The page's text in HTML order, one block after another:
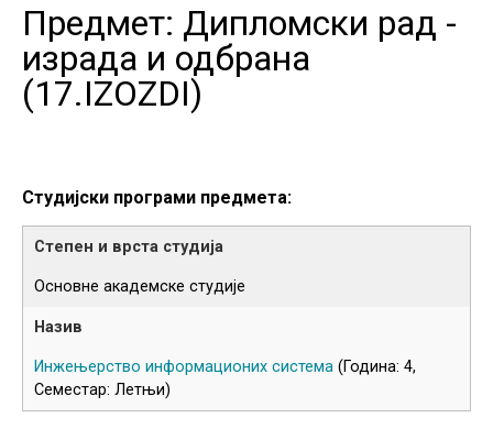
Предмет: Дипломски рад -
израда и одбрана
(17.IZOZDI)
Студијски програми предмета:
Основне академске студије
Инжењерство информационих система (Година: 4,
Семестар: Летњи)